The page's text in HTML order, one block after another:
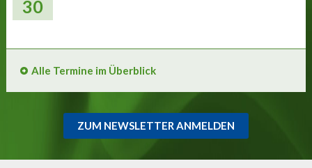
30
Alle Termine im Überblick
ZUM NEWSLETTER ANMELDEN